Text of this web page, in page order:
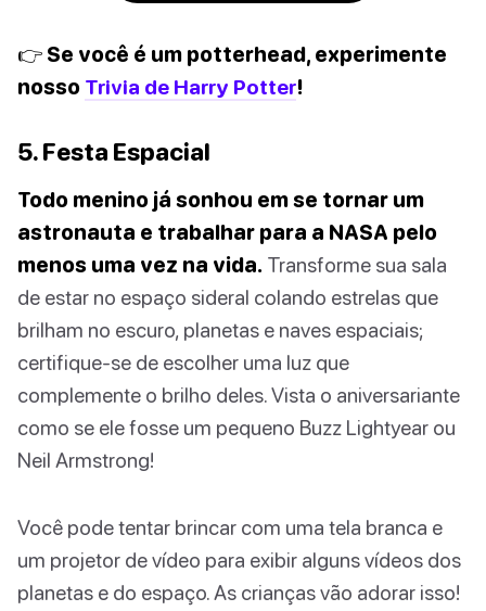
👉 Se você é um potterhead, experimente
nosso Trivia de Harry Potter!
5. Festa Espacial
Todo menino já sonhou em se tornar um
astronauta e trabalhar para a NASA pelo
menos uma vez na vida. Transforme sua sala
de estar no espaço sideral colando estrelas que
brilham no escuro, planetas e naves espaciais;
certifique-se de escolher uma luz que
complemente o brilho deles. Vista o aniversariante
como se ele fosse um pequeno Buzz Lightyear ou
Neil Armstrong!
Você pode tentar brincar com uma tela branca e
um projetor de vídeo para exibir alguns vídeos dos
planetas e do espaço. As crianças vão adorar isso!